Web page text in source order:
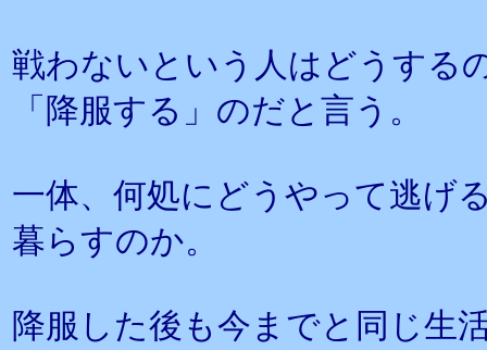
戦わないという人はどうする
「降服する」のだと言う。
一体、何処にどうやって逃げ
暮らすのか。
降服した後も今までと同じ生